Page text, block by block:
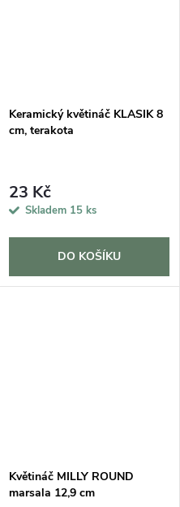
Keramický květináč KLASIK 8
cm, terakota
23 Kč
Skladem 15 ks
DO KOŠÍKU
Květináč MILLY ROUND
marsala 12,9 cm